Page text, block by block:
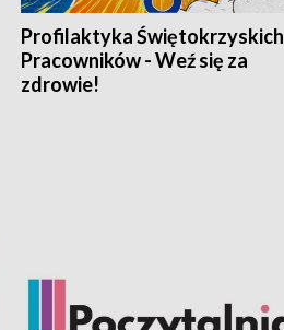
Profilaktyka Świętokrzyskich
Pracowników - Weź się za
zdrowie!